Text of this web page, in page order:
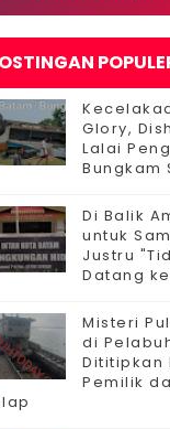
Glory,
Lalai
Bungkam
Di Balik
untuk
Justru
Datang
Misteri
di
Dititipkan
Pemilik